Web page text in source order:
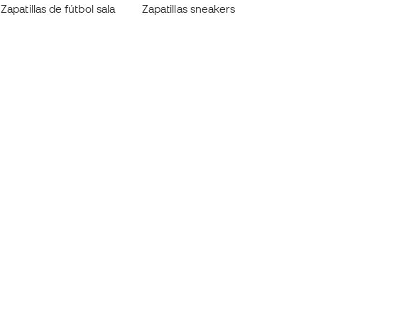
Zapatillas de fútbol sala Zapatillas sneakers